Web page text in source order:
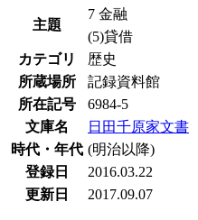
主題
7 金融
(5)貸借
カテゴリ
歴史
所蔵場所
記録資料館
所在記号
6984-5
文庫名
日田千原家文書
時代・年代 (明治以降)
登録日
2016.03.22
更新日
2017.09.07